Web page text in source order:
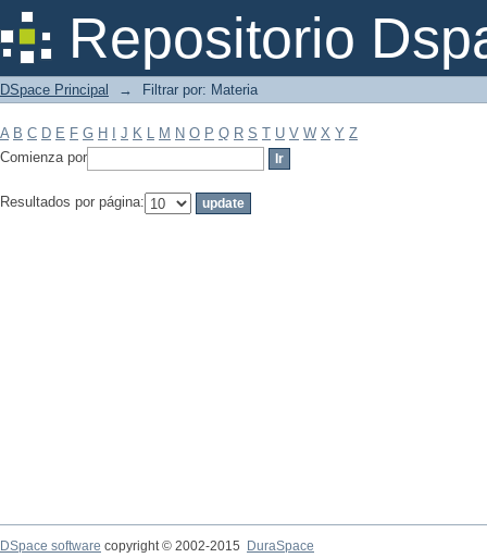
Repositorio
Filtrar por: Materia
DSpace Principal → Filtrar por: Materia
A B C D E F G H J K L M N O P Q R S T U V W X Y Z
Comienza por
Resultados por página:
DSpace software copyright © 2002-2015
DuraSpace